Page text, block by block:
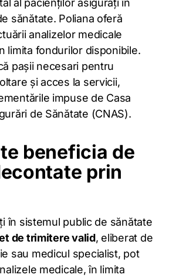
al pacienților asigurați în
sănătate. Poliana oferă
analizelor medicale
limita fondurilor disponibile.
pașii necesari pentru
și acces la servicii,
impuse de Casa
de Sănătate (CNAS).
beneficia de
prin
în sistemul public de sănătate
de trimitere valid, eliberat de
sau medicul specialist, pot
medicale, în limita